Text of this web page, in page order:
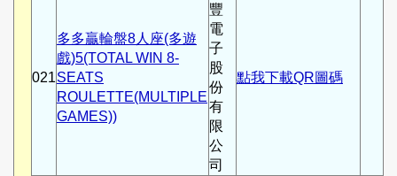
021
多多贏輪盤8人座(多遊
戲)5(TOTAL WIN 8-
SEATS
ROULETTE(MULTIPLE
GAMES))
豐
電
子
股
份
有
限
公
司
點我下載QR圖碼